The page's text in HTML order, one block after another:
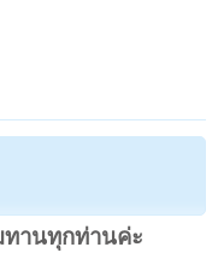
านทุกท่านค่ะ